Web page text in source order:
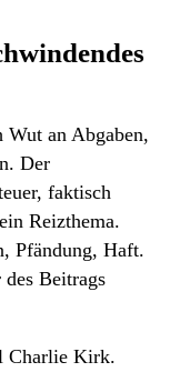
an Abgaben,
Der
faktisch
Reizthema.
Pfändung, Haft.
Beitrags
Charlie Kirk.